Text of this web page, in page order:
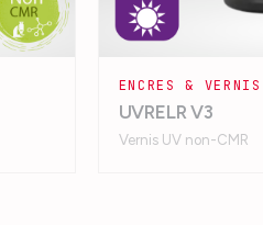
ENCRES & VERNIS
UVRELR V3
Vernis UV non-CMR